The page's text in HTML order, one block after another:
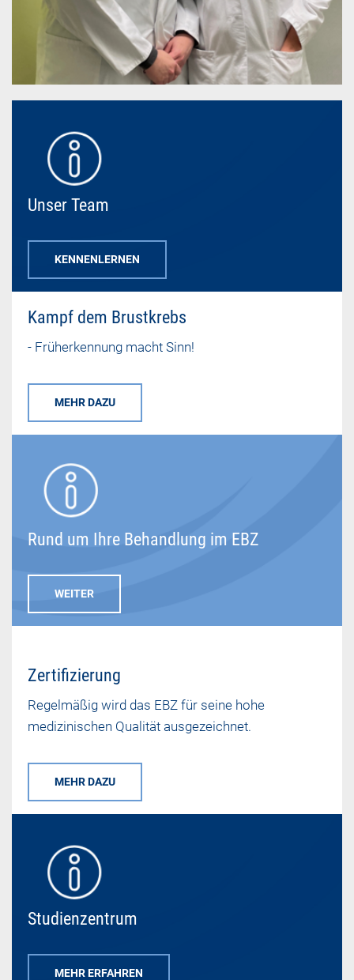
Unser Team
KENNENLERNEN
Kampf dem Brustkrebs
- Früherkennung macht Sinn!
MEHR DAZU
Rund um Ihre Behandlung im EBZ
WEITER
Zertifizierung
Regelmäßig wird das EBZ für seine hohe
medizinischen Qualität ausgezeichnet.
MEHR DAZU
Studienzentrum
MEHR ERFAHREN